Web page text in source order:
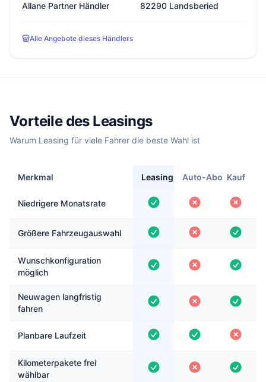
Allane Partner Händler 82290 Landsberied
Alle Angebote dieses Händlers
Vorteile des Leasings
Warum Leasing für viele Fahrer die beste Wahl ist
Merkmal Leasing Auto-Abo Kauf
Niedrigere Monatsrate
Größere Fahrzeugauswahl
Wunschkonfiguration
möglich
Neuwagen langfristig
fahren
Planbare Laufzeit
Kilometerpakete frei
wählbar